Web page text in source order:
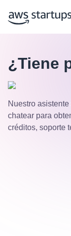
¿Tiene
Nuestro
chatear para
créditos, soporte